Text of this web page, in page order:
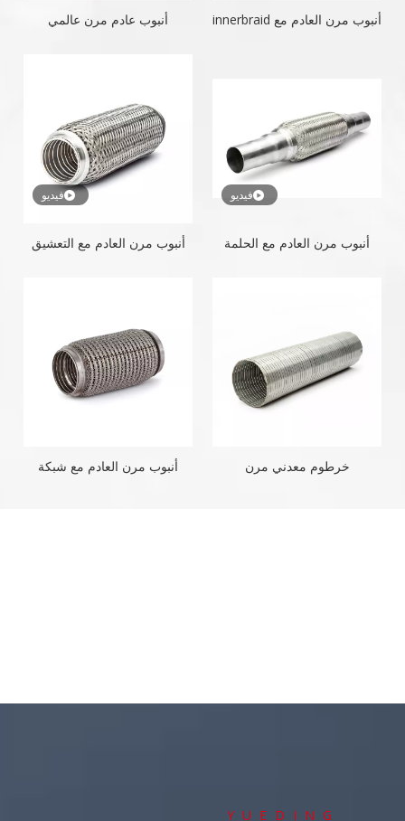
أنبوب عادم مرن عالمي أنبوب مرن العادم مع innerbraid
فيديو
أنبوب مرن العادم مع التعشيق
فيديو
أنبوب مرن العادم مع الحلمة
أنبوب مرن العادم مع شبكة
خرطوم معدني مرن